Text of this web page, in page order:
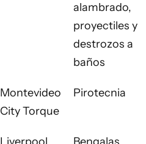
alambrado,
proyectiles y
destrozos a
baños
Montevideo
City Torque
Pirotecnia